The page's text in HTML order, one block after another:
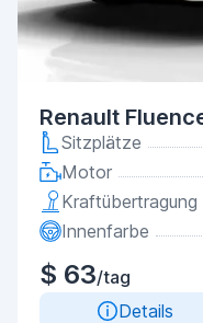
Renault
Sitzplätze
Motor
Kraftübertragung
Innenfarbe
$ 63/tag
Details